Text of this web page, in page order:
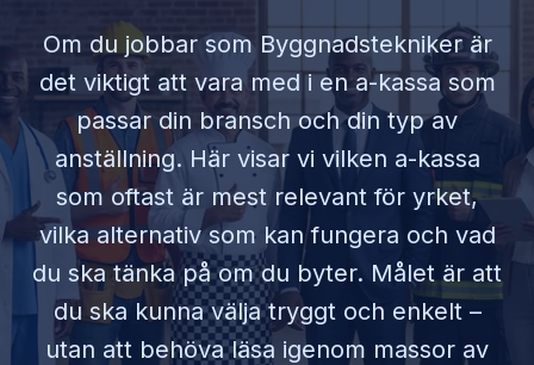
Om du jobbar som Byggnadsteknikerär
det viktigt att vara med i en a-kassa som
passar din bransch och din typ av
anställning. Här visar vi vilken a-kassa
som oftast är mest relevant för yrket,
vilka alternativ som kan fungera och vad
du ska tänka på om du byter. Målet är att
du ska kunna välja tryggt och enkelt –
utan att behöva läsa igenom massor av